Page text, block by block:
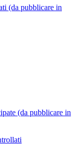
(da pubblicare in
(da pubblicare in